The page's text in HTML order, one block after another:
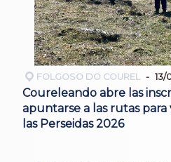
FOLGOSO DO COUREL 13/
Coureleando abre las
apuntarse a las rutas
las Perseidas 2026